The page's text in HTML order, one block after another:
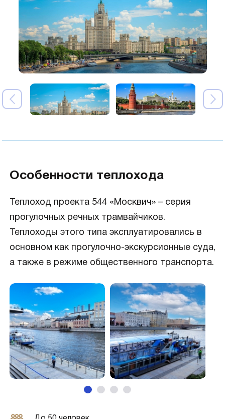
Особенности теплохода
Теплоход проекта 544 «Москвич» – серия
прогулочных речных трамвайчиков.
Теплоходы этого типа эксплуатировались в
основном как прогулочно-экскурсионные суда,
а также в режиме общественного транспорта.